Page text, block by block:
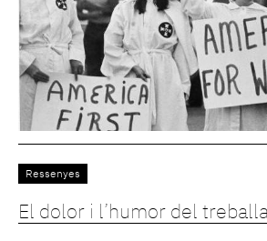
Ressenyes
El dolor i l’humor del